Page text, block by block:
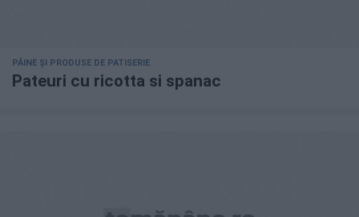
PÂINE ȘI PRODUSE DE PATISERIE
Pateuri cu ricotta si spanac